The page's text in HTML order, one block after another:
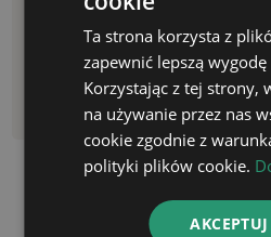
Adwokat Andrzej Pazdyga
adwokacka Toruń
WYŚWIETL WSZYSTKIE WPISY
Poprzedni wpis
Polecane
Ta strona korzysta z
zapewnić lepszą
Korzystając z tej strony,
na używanie przez nas
cookie zgodnie z
polityki plików cookie.